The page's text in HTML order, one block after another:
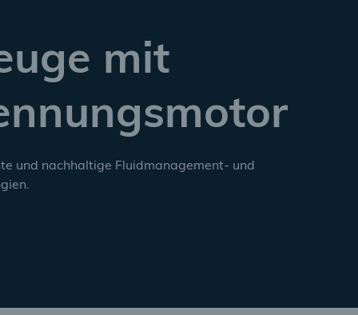
mit
und nachhaltige Fluidmanagement- und